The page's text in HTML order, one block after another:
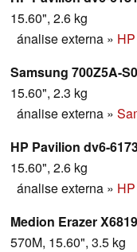
15.60", 2.6 kg
ánalise externa »
Samsung 700Z5A-
15.60", 2.3 kg
ánalise externa »
HP Pavilion dv6-
15.60", 2.6 kg
ánalise externa »
Medion Erazer
570M, 15.60", 3.5 kg